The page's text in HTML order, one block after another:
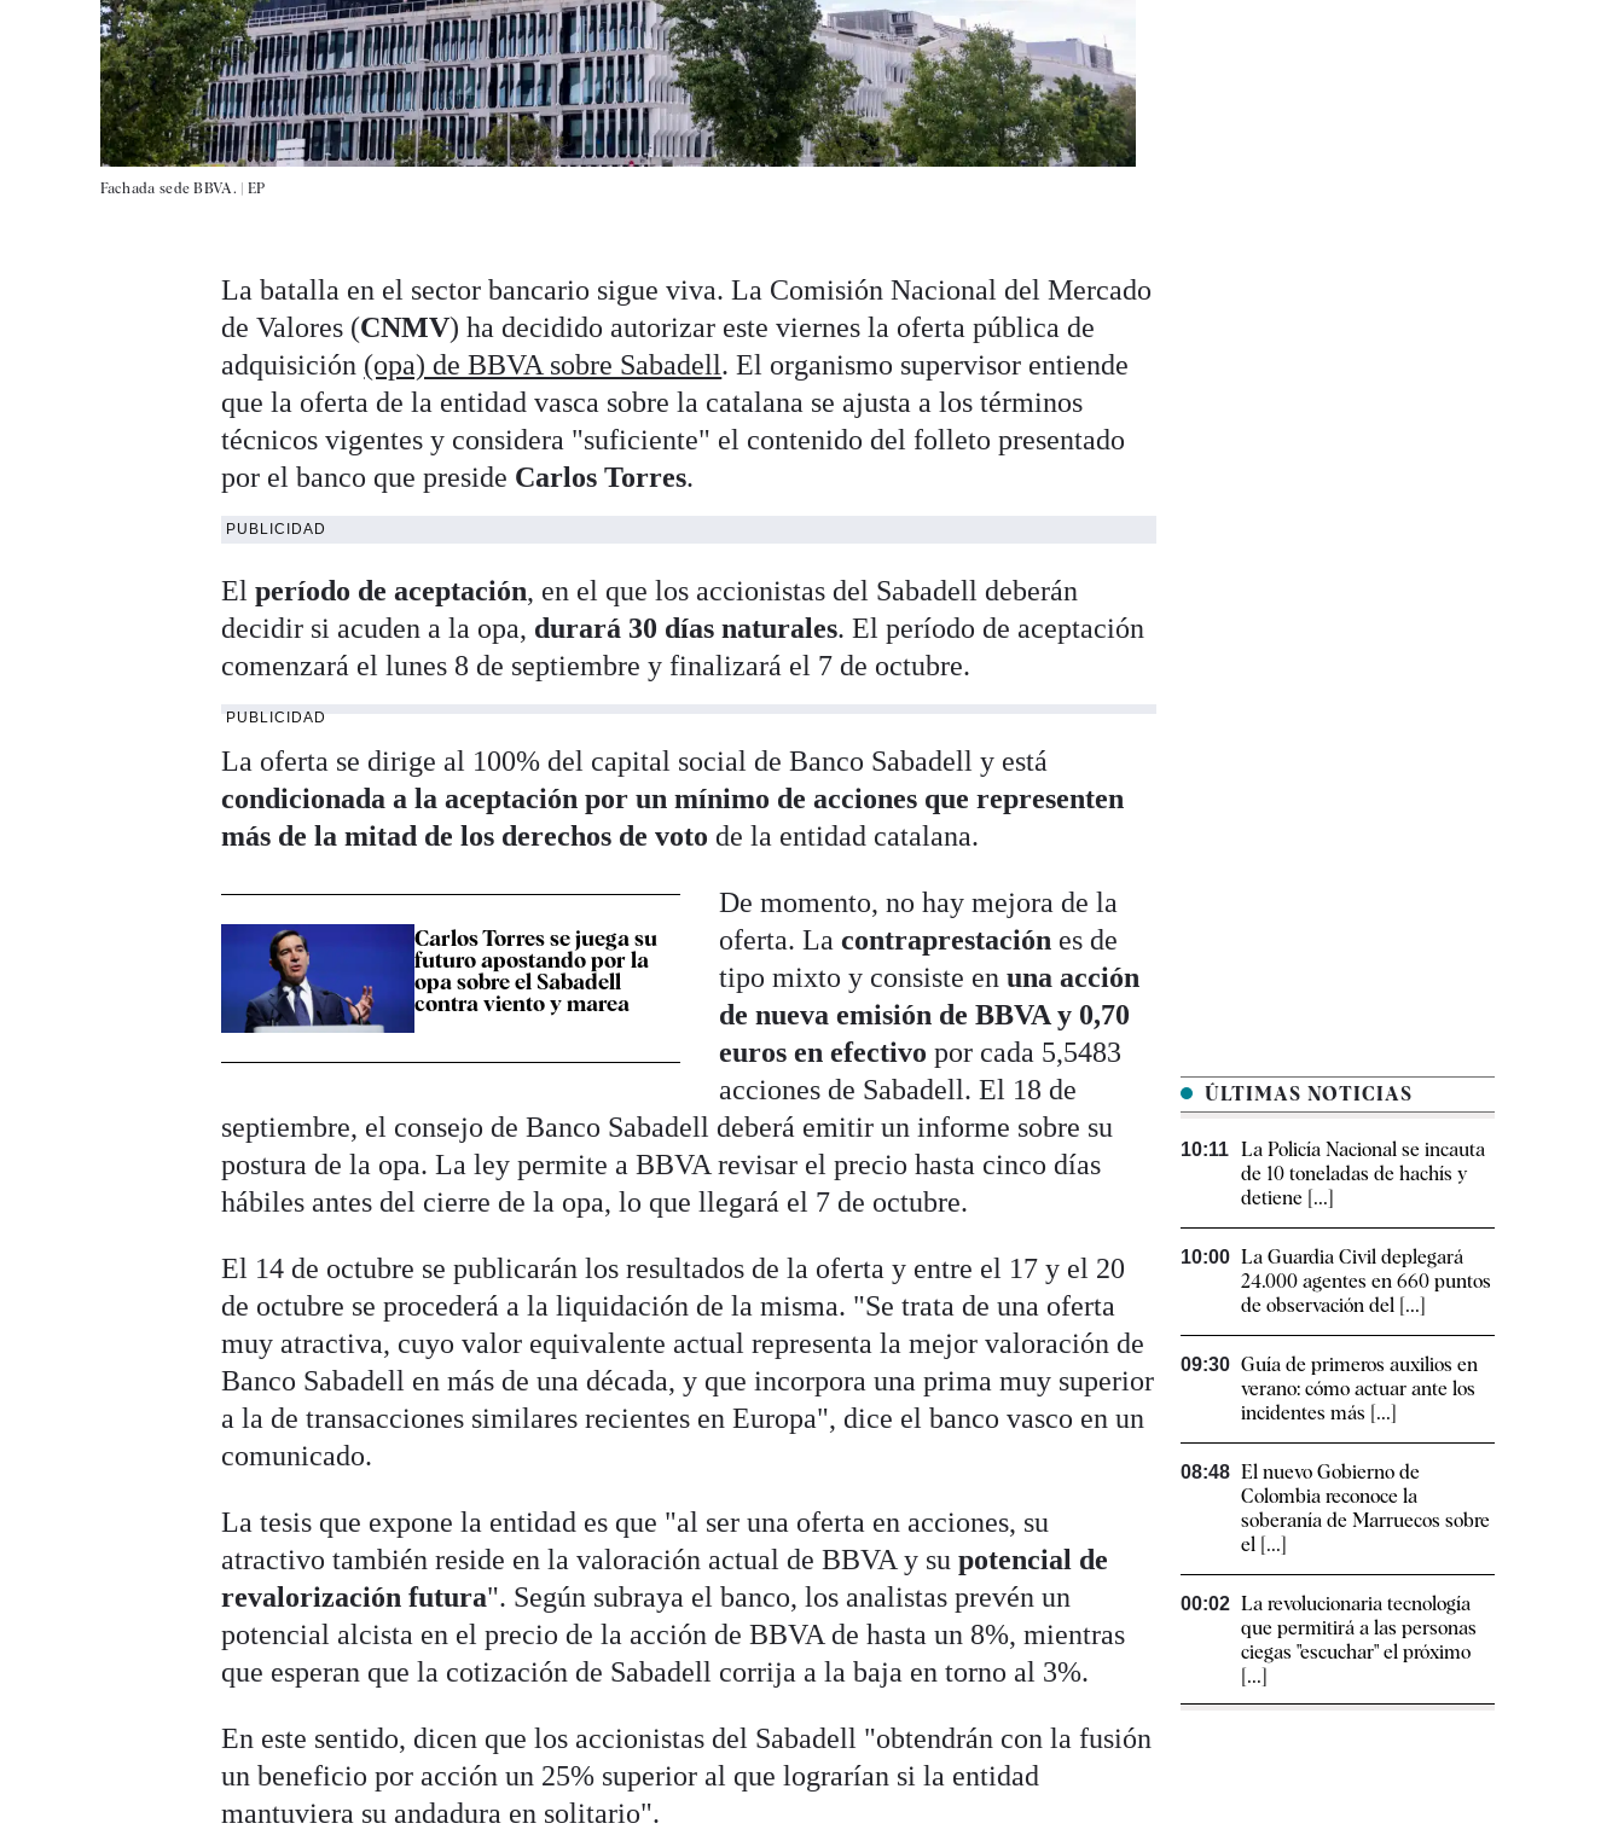
Fachada sede BBVA. | EP
La batalla en el sector bancario sigue viva. La Comisión Nacional del Mercado
de Valores (CNMV) ha decidido autorizar este viernes la oferta pública de
adquisición (opa) de BBVA sobre Sabadell. El organismo supervisor entiende
que la oferta de la entidad vasca sobre la catalana se ajusta a los términos
técnicos vigentes y considera "suficiente" el contenido del folleto presentado
por el banco que preside Carlos Torres.
PUBLICIDAD
Elperíodo de aceptación, en el que los accionistas del Sabadell deberán
decidir si acuden a la opa, durará 30 días naturales. El período de aceptación
comenzará el lunes 8 de septiembre y finalizará el 7 de octubre.
PUBLICIDAD
La oferta se dirige al 100% del capital social de Banco Sabadell y está
condicionada a la aceptación por un mínimo de acciones que representen
más de la mitad de los derechos de voto de la entidad catalana.
Carlos Torres se juega su
futuro apostando por la
opa sobre el Sabadell
contra viento y marea
De momento, no hay mejora de la
oferta. Lacontraprestación es de
tipo mixto y consiste enuna acción
de nueva emisión de BBVA y 0,70
euros en efectivo por cada 5,5483
acciones de Sabadell. El 18 de
septiembre, el consejo de Banco Sabadell deberá emitir un informe sobre su
postura de la opa. La ley permite a BBVA revisar el precio hasta cinco días
hábiles antes del cierre de la opa, lo que llegará el 7 de octubre.
El 14 de octubre se publicarán los resultados de la oferta y entre el 17 y el 20
de octubre se procederá a la liquidación de la misma. "Se trata de una oferta
muy atractiva, cuyo valor equivalente actual representa la mejor valoración de
Banco Sabadell en más de una década, y que incorpora una prima muy superior
a la de transacciones similares recientes en Europa", dice el banco vasco en un
comunicado.
La tesis que expone la entidad es que "al ser una oferta en acciones, su
atractivo también reside en la valoración actual de BBVA y supotencial de
revalorización futura". Según subraya el banco, los analistas prevén un
potencial alcista en el precio de la acción de BBVA de hasta un 8%, mientras
que esperan que la cotización de Sabadell corrija a la baja en torno al 3%.
En este sentido, dicen que los accionistas del Sabadell "obtendrán con la fusión
un beneficio por acción un 25% superior al que lograrían si la entidad
mantuviera su andadura en solitario".
ÚLTIMAS NOTICIAS
10:11 La Policía Nacional se incauta
de 10 toneladas de hachís y
detiene [...]
10:00 La Guardia Civil deplegará
24.000 agentes en 660 puntos
de observación del [...]
09:30 Guía de primeros auxilios en
verano: cómo actuar ante los
incidentes más [...]
08:48 El nuevo Gobierno de
Colombia reconoce la
soberanía de Marruecos sobre
el [...]
00:02 La revolucionaria tecnología
que permitirá a las personas
ciegas "escuchar" el próximo
[...]